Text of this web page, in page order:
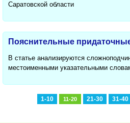
Саратовской области
Пояснительные
В статье анализируются
местоименными указательными
1-10 11-20 21-30 31-40